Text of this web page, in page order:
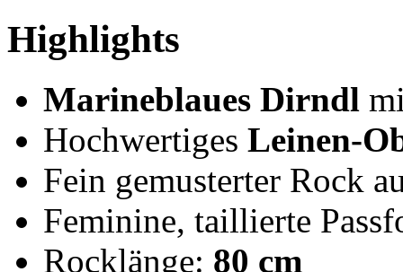
Highlights
Marineblaues Dirndl
Hochwertiges Leinen-
Fein gemusterter Rock
Feminine, taillierte
Rocklänge: 80 cm